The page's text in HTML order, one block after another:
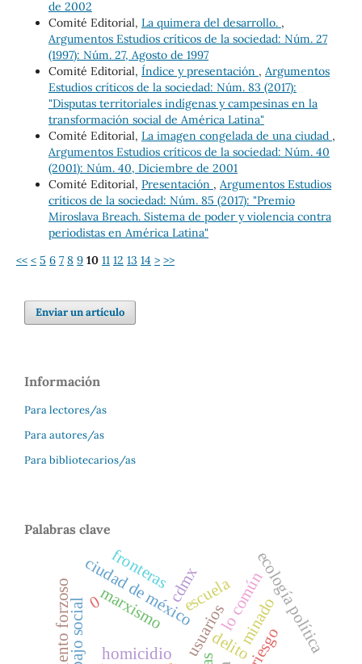
de 2002
Comité Editorial, La quimera del desarrollo. ,
Argumentos Estudios críticos de la sociedad: Núm. 27
(1997): Núm. 27, Agosto de 1997
Comité Editorial, Índice y presentación , Argumentos
Estudios críticos de la sociedad: Núm. 83 (2017):
"Disputas territoriales indígenas y campesinas en la
transformación social de América Latina"
Comité Editorial, La imagen congelada de una ciudad ,
Argumentos Estudios críticos de la sociedad: Núm. 40
(2001): Núm. 40, Diciembre de 2001
Comité Editorial, Presentación , Argumentos Estudios
críticos de la sociedad: Núm. 85 (2017): "Premio
Miroslava Breach. Sistema de poder y violencia contra
periodistas en América Latina"
<< < 5 6 7 8 9 10 11 12 13 14 > >>
Enviar un artículo
Información
Para lectores/as
Para autores/as
Para bibliotecarios/as
Palabras clave
marxismo
homicidio usuarios
ciudad de méxico
cdmx
delitominado
ecología política
trabajo social
escuelalo común
fronteras
0